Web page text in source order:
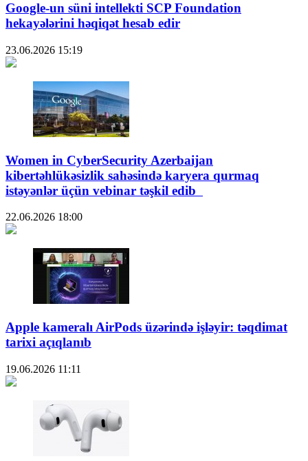
Google-un süni intellekti SCP Foundation
hekayələrini həqiqət hesab edir
23.06.2026 15:19
Women in CyberSecurity Azerbaijan
kibertəhlükəsizlik sahəsində karyera qurmaq
istəyənlər üçün vebinar təşkil edib
22.06.2026 18:00
Apple kameralı AirPods üzərində işləyir: təqdimat
tarixi açıqlanıb
19.06.2026 11:11